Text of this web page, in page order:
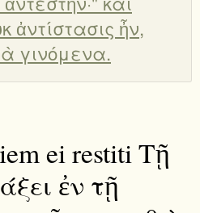
ἀντίστασις ἦν,
γινόμενα.
ei restiti Τῇ
ἐν τῇ